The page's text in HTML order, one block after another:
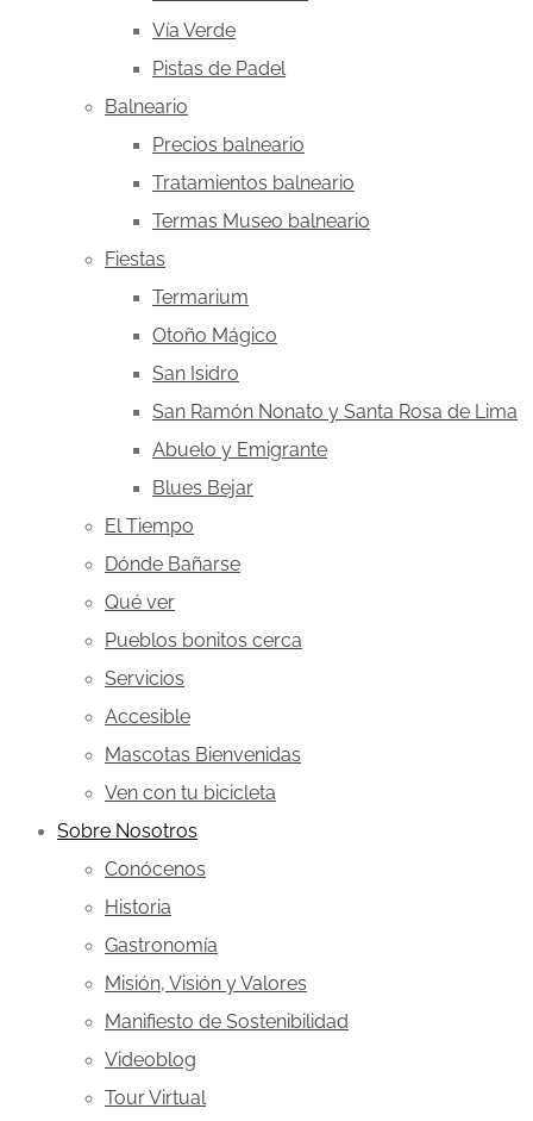
Vía Verde
Pistas de Padel
Balneario
Precios balneario
Tratamientos balneario
Termas Museo balneario
Fiestas
Termarium
Otoño Mágico
San Isidro
San Ramón Nonato y Santa Rosa de Lima
Abuelo y Emigrante
Blues Bejar
El Tiempo
Dónde Bañarse
Qué ver
Pueblos bonitos cerca
Servicios
Accesible
Mascotas Bienvenidas
Ven con tu bicicleta
Sobre Nosotros
Conócenos
Historia
Gastronomía
Misión, Visión y Valores
Manifiesto de Sostenibilidad
Videoblog
Tour Virtual